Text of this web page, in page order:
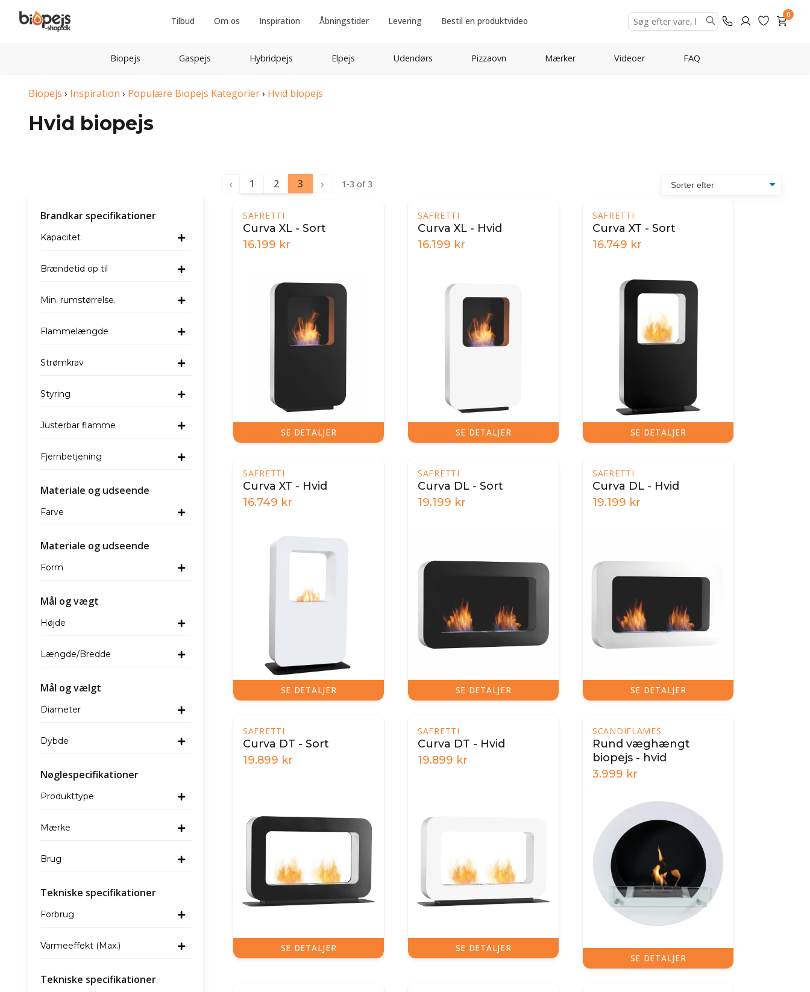
Tilbud Om os Inspiration Åbningstider Levering Bestil en produktvideo
0
Biopejs Gaspejs Hybridpejs Elpejs Udendørs Pizzaovn Mærker Videoer FAQ
Biopejs › Inspiration › Populære Biopejs Kategorier› Hvid biopejs
Hvid biopejs
Brandkar specifikationer
Kapacitet
Brændetid op til
Min. rumstørrelse.
Flammelængde
Strømkrav
Styring
Justerbar flamme
Fjernbetjening
Materiale og udseende
Farve
Materiale og udseende
Form
Mål og vægt
Højde
Længde/Bredde
Mål og vælgt
Diameter
Dybde
Nøglespecifikationer
Produkttype
Mærke
Brug
Tekniske specifikationer
Forbrug
Varmeeffekt (Max.)
Tekniske specifikationer
‹ 1 2 3 › 1-3 of 3
SAFRETTI
Curva XL - Sort
16.199 kr
SE DETALJER
SAFRETTI
Curva XL - Hvid
16.199 kr
SE DETALJER
SAFRETTI
Curva XT - Sort
16.749 kr
SE DETALJER
SAFRETTI
Curva XT - Hvid
16.749 kr
SE DETALJER
SAFRETTI
Curva DL - Sort
19.199 kr
SE DETALJER
SAFRETTI
Curva DL - Hvid
19.199 kr
SE DETALJER
SAFRETTI
Curva DT - Sort
19.899 kr
SE DETALJER
SAFRETTI
Curva DT - Hvid
19.899 kr
SE DETALJER
SCANDIFLAMES
Rund væghængt
biopejs - hvid
3.999 kr
SE DETALJER